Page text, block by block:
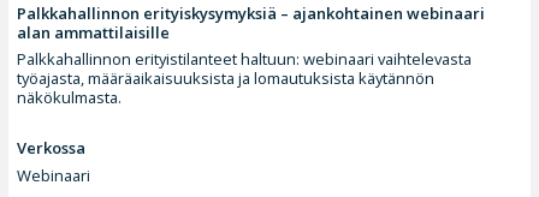
Palkkahallinnon erityiskysymyksiä – ajankohtainen webinaari
alan ammattilaisille
Palkkahallinnon erityistilanteet haltuun: webinaari vaihtelevasta
työajasta, määräaikaisuuksista ja lomautuksista käytännön
näkökulmasta.
Verkossa
Webinaari